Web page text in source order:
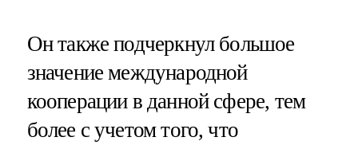
Он также подчеркнул большое
значение международной
кооперации в данной сфере, тем
более с учетом того, что